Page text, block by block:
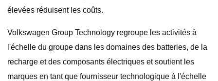
élevées réduisent les coûts.
Volkswagen Group Technology regroupe les activités à
l'échelle du groupe dans les domaines des batteries, de la
recharge et des composants électriques et soutient les
marques en tant que fournisseur technologique à l'échelle